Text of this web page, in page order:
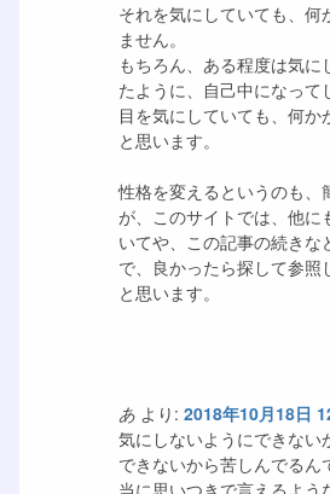
それを気にしていても、何
ません。
もちろん、ある程度は気に
たように、自己中になって
目を気にしていても、何
と思います。
性格を変えるというのも、
が、このサイトでは、他に
いてや、この記事の続きな
で、良かったら探して参照
と思います。
あ より: 2018年10月18日
気にしないようにできない
できないから苦しんでるん
当に思いつきで言えるよう